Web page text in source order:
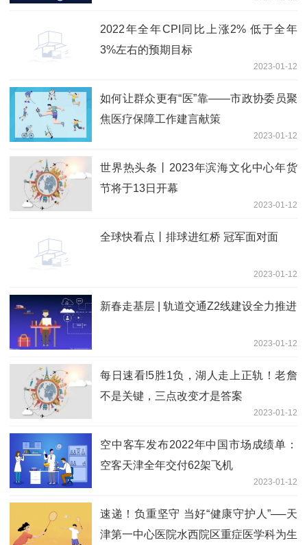
2022年全年CPI同比上涨2% 低于全年
3%左右的预期目标
2023-01-12
如何让群众更有“医”靠——市政协委员聚
焦医疗保障工作建言献策
2023-01-12
世界热头条丨2023年滨海文化中心年货
节将于13日开幕
2023-01-12
全球快看点丨排球进红桥 冠军面对面
2023-01-12
新春走基层 | 轨道交通Z2线建设全力推进
2023-01-12
每日速看!5胜1负，湖人走上正轨！老詹
不是关键，三点改变才是答案
2023-01-12
空中客车发布2022年中国市场成绩单：
空客天津全年交付62架飞机
2023-01-12
速递！负重坚守 当好“健康守护人”──天
津第一中心医院水西院区重症医学科为生